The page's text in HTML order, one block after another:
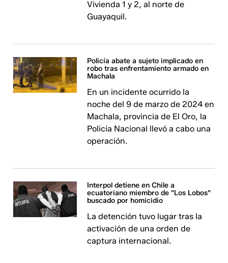
Vivienda 1 y 2, al norte de
Guayaquil.
Policía abate a sujeto implicado en
robo tras enfrentamiento armado en
Machala
En un incidente ocurrido la
noche del 9 de marzo de 2024 en
Machala, provincia de El Oro, la
Policía Nacional llevó a cabo una
operación.
Interpol detiene en Chile a
ecuatoriano miembro de "Los Lobos"
buscado por homicidio
La detención tuvo lugar tras la
activación de una orden de
captura internacional. ​​​​